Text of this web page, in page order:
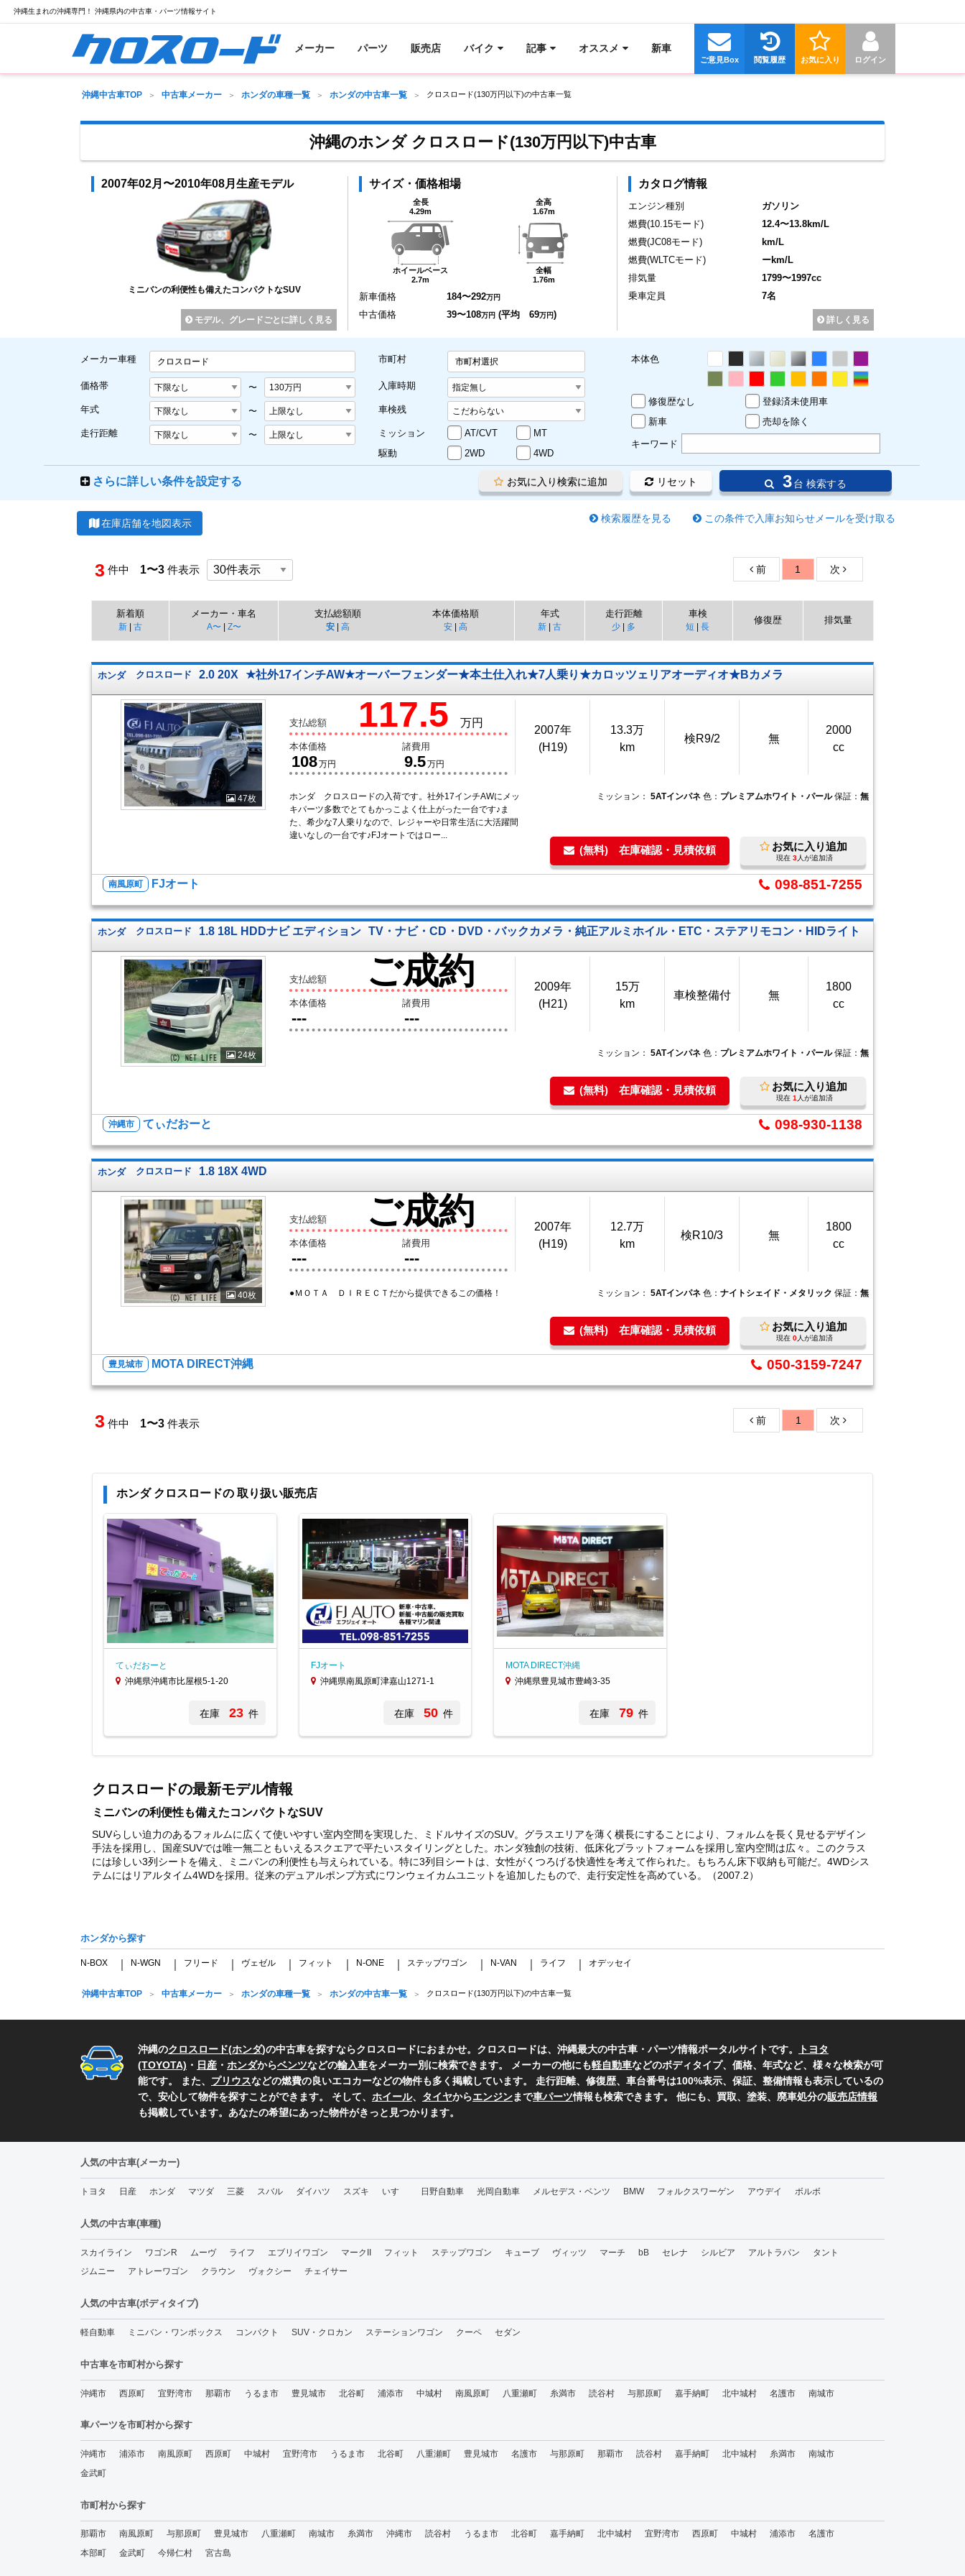
沖縄生まれの沖縄専門！ 沖縄県内の中古車・パーツ情報サイト
メーカー パーツ 販売店 バイク 記事 オススメ 新車
ログイン
お気に入り
閲覧履歴
ご意見Box
沖縄中古車TOP 中古車メーカー ホンダの車種一覧 ホンダの中古車一覧 クロスロード(130万円以下)の中古車一覧
沖縄のホンダ クロスロード(130万円以下)中古車
2007年02月〜2010年08月生産モデル
ミニバンの利便性も備えたコンパクトなSUV
モデル、グレードごとに詳しく見る
サイズ・価格相場
全長
4.29m
ホイールベース
2.7m
全高
1.67m
全幅
1.76m
新車価格 184〜292万円
中古価格 39〜108万円 (平均 69万円)
カタログ情報
エンジン種別
ガソリン
燃費(10.15モード)
12.4〜13.8km/L
燃費(JC08モード)
km/L
燃費(WLTCモード)
ーkm/L
排気量
1799〜1997cc
乗車定員
7名
詳しく見る
メーカー車種 クロスロード
価格帯 〜
年式 〜
走行距離 〜
市町村 市町村選択
入庫時期
車検残
ミッション AT/CVT
MT
駆動
2WD 4WD
本体色
修復歴なし
登録済未使用車
新車
売却を除く
キーワード
さらに詳しい条件を設定する 3台 検索する
リセット
お気に入り検索に追加
在庫店舗を地図表示 この条件で入庫お知らせメールを受け取る
検索履歴を見る
3 件中 1〜3 件表示 前 1 次
新着順
新 | 古
メーカー・車名
A〜| Z〜
支払総額順
安| 高
本体価格順
安| 高
年式
新 | 古
走行距離
少 | 多
車検
短 | 長
修復歴 排気量
ホンダ クロスロード 2.0 20X ★社外17インチAW★オーバーフェンダー★本土仕入れ★7人乗り★カロッツェリアオーディオ★Bカメラ
47枚
支払総額 117.5 万円
本体価格
108万円
諸費用
9.5万円
2007年
(H19)
13.3万
km
検R9/2 無
2000
cc
ホンダ クロスロードの入荷です。社外17インチAWにメッ
キパーツ多数でとてもかっこよく仕上がった一台です♪ま
た、希少な7人乗りなので、レジャーや日常生活に大活躍間
違いなしの一台です♪FJオートではロー...
ミッション： 5ATインパネ 色： プレミアムホワイト・パール 保証： 無
(無料) 在庫確認・見積依頼 お気に入り追加
現在 3人が追加済
南風原町 FJオート 098-851-7255
ホンダ クロスロード 1.8 18L HDDナビ エディション TV・ナビ・CD・DVD・バックカメラ・純正アルミホイル・ETC・ステアリモコン・HIDライト
24枚
支払総額 ご成約
本体価格
---
諸費用
---
2009年
(H21)
15万
km
車検整備付 無
1800
cc
ミッション： 5ATインパネ 色： プレミアムホワイト・パール 保証： 無
(無料) 在庫確認・見積依頼 お気に入り追加
現在 1 人が追加済
沖縄市 てぃだおーと 098-930-1138
ホンダ クロスロード 1.8 18X 4WD
40枚
支払総額 ご成約
本体価格
---
諸費用
---
2007年
(H19)
12.7万
km
検R10/3 無
1800
cc
●ＭＯＴＡ ＤＩＲＥＣＴだから提供できるこの価格！ ミッション： 5ATインパネ 色： ナイトシェイド・メタリック 保証： 無
(無料) 在庫確認・見積依頼 お気に入り追加
現在 0人が追加済
豊見城市 MOTA DIRECT沖縄 050-3159-7247
3 件中 1〜3 件表示 前 1 次
ホンダ クロスロードの 取り扱い販売店
てぃだおーと
沖縄県沖縄市比屋根5-1-20
在庫 23 件
FJオート
沖縄県南風原町津嘉山1271-1
在庫 50 件
MOTA DIRECT沖縄
沖縄県豊見城市豊崎3-35
在庫 79 件
3
クロスロードの最新モデル情報
ミニバンの利便性も備えたコンパクトなSUV
SUVらしい迫力のあるフォルムに広くて使いやすい室内空間を実現した、ミドルサイズのSUV。グラスエリアを薄く横長にすることにより、フォルムを長く見せるデザイン
手法を採用し、国産SUVでは唯一無二ともいえるスクエアで平たいスタイリングとした。ホンダ独創の技術、低床化プラットフォームを採用し室内空間は広々。このクラス
には珍しい3列シートを備え、ミニバンの利便性も与えられている。特に3列目シートは、女性がくつろげる快適性を考えて作られた。もちろん床下収納も可能だ。4WDシス
テムにはリアルタイム4WDを採用。従来のデュアルポンプ方式にワンウェイカムユニットを追加したもので、走行安定性を高めている。（2007.2）
ホンダから探す
N-BOX N-WGN フリード ヴェゼル フィット N-ONE ステップワゴン N-VAN ライフ オデッセイ
沖縄中古車TOP 中古車メーカー ホンダの車種一覧 ホンダの中古車一覧 クロスロード(130万円以下)の中古車一覧
沖縄のクロスロード(ホンダ)の中古車を探すならクロスロードにおまかせ。クロスロードは、沖縄最大の中古車・パーツ情報ポータルサイトです。
トヨタ
(TOYOTA) ・ 日産 ・ ホンダからベンツなどの輸入車をメーカー別に検索できます。 メーカーの他にも軽自動車などのボディタイプ、価格、年式など、様々な検索が可
能です。 また、 プリウスなどの燃費の良いエコカーなどの物件も多く掲載しています。 走行距離、修復歴、車台番号は100%表示、保証、整備情報も表示しているの
で、安心して物件を探すことができます。 そして、 ホイール、 タイヤからエンジンまで車パーツ情報も検索できます。 他にも、買取、塗装、廃車処分の販売店情報
も掲載しています。あなたの希望にあった物件がきっと見つかります。
人気の中古車(メーカー)
トヨタ 日産 ホンダ マツダ 三菱 スバル ダイハツ スズキ いすゞ 日野自動車 光岡自動車 メルセデス・ベンツ BMW フォルクスワーゲン アウデイ ボルボ
人気の中古車(車種)
スカイライン ワゴンR ムーヴ ライフ エブリイワゴン マークII フィット ステップワゴン キューブ ヴィッツ マーチ bB セレナ シルビア アルトラパン
タント
ジムニー
アトレーワゴン クラウン ヴォクシー チェイサー
人気の中古車(ボディタイプ)
軽自動車 ミニバン・ワンボックス コンパクト SUV・クロカン ステーションワゴン クーペ セダン
中古車を市町村から探す
沖縄市 西原町 宜野湾市 那覇市 うるま市 豊見城市 北谷町 浦添市 中城村 南風原町 八重瀬町 糸満市 読谷村 与那原町 嘉手納町 北中城村 名護市 南城市
車パーツを市町村から探す
沖縄市 浦添市 南風原町 西原町 中城村 宜野湾市 うるま市 北谷町 八重瀬町 豊見城市 名護市 与那原町 那覇市 読谷村 嘉手納町 北中城村 糸満市
南城市
金武町
市町村から探す
那覇市 南風原町 与那原町 豊見城市 八重瀬町 南城市 糸満市 沖縄市 読谷村 うるま市 北谷町 嘉手納町 北中城村 宜野湾市 西原町 中城村 浦添市
名護市
本部町
金武町 今帰仁村 宮古島